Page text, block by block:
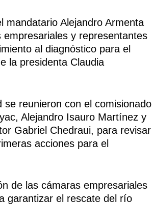
mandatario Alejandro Armenta
y representantes
al diagnóstico para el
la presidenta Claudia
reunieron con el comisionado
Alejandro Isauro Martínez y
Gabriel Chedraui, para revisar
acciones para el
de las cámaras empresariales
garantizar el rescate del río